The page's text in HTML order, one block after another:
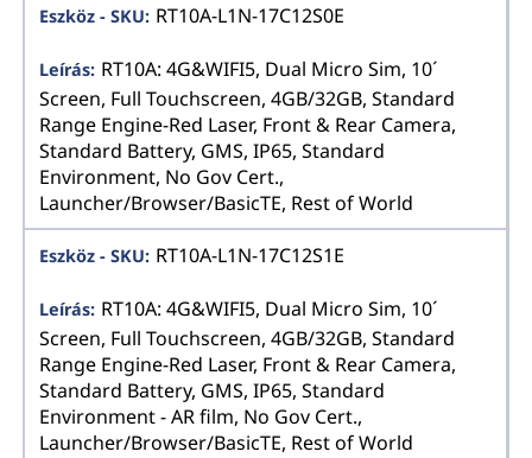
RT10A-L1N-17C12S0E
RT10A: 4G&WIFI5, Dual Micro Sim, 10´
Screen, Full Touchscreen, 4GB/32GB, Standard
Range Engine-Red Laser, Front & Rear Camera,
Standard Battery, GMS, IP65, Standard
Environment, No Gov Cert.,
Launcher/Browser/BasicTE, Rest of World
RT10A-L1N-17C12S1E
RT10A: 4G&WIFI5, Dual Micro Sim, 10´
Screen, Full Touchscreen, 4GB/32GB, Standard
Range Engine-Red Laser, Front & Rear Camera,
Standard Battery, GMS, IP65, Standard
Environment - AR film, No Gov Cert.,
Launcher/Browser/BasicTE, Rest of World